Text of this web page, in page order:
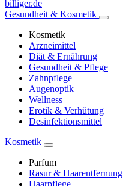
billiger.de
Gesundheit & Kosmetik
Kosmetik
Arzneimittel
Diät & Ernährung
Gesundheit & Pflege
Zahnpflege
Augenoptik
Wellness
Erotik & Verhütung
Desinfektionsmittel
Kosmetik
Parfum
Rasur & Haarentfernung